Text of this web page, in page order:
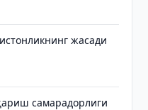
жасади
самарадорлиги